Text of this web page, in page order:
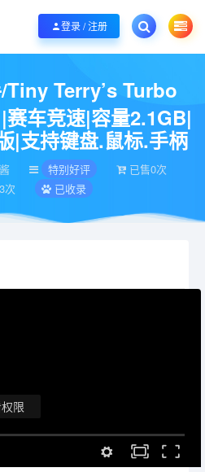
享精品整合游戏！销售只是起点！服务永无
登录 / 注册
瞎闹猎车手/Tiny Terry’s Turbo Trip
Tiny Terry’s Turbo
车竞速|容量2.1GB|
|支持键盘.鼠标.手柄
特别好评
已售0次
次
已收录
限